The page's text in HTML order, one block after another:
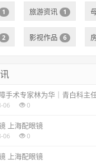
1 旅游资讯 1
2 影视作品 6
手术专家林为华｜青白科主
06 0
上海配眼镜
06 0
上海配眼镜